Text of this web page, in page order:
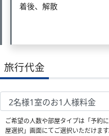
着後、解散
旅行代金
ご希望の人数や部屋タイプは「予約
屋選択」画面にてご選択いただけます